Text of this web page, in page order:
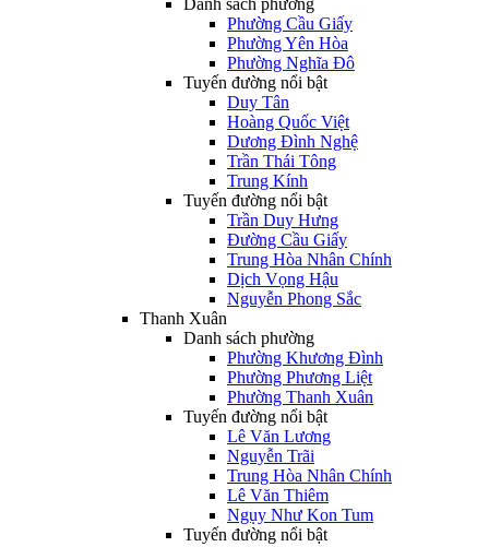
Danh sách phường
Phường Cầu Giấy
Phường Yên Hòa
Phường Nghĩa Đô
Tuyến đường nổi bật
Duy Tân
Hoàng Quốc Việt
Dương Đình Nghệ
Trần Thái Tông
Trung Kính
Tuyến đường nổi bật
Trần Duy Hưng
Đường Cầu Giấy
Trung Hòa Nhân Chính
Dịch Vọng Hậu
Nguyễn Phong Sắc
Thanh Xuân
Danh sách phường
Phường Khương Đình
Phường Phương Liệt
Phường Thanh Xuân
Tuyến đường nổi bật
Lê Văn Lương
Nguyễn Trãi
Trung Hòa Nhân Chính
Lê Văn Thiêm
Ngụy Như Kon Tum
Tuyến đường nổi bật